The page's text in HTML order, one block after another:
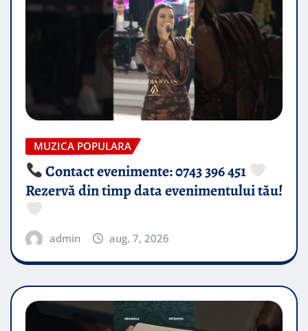
MUZICA POPULARA
Contact evenimente: 0743 396 451
Rezervă din timp data evenimentului tău!
admin aug. 7, 2026